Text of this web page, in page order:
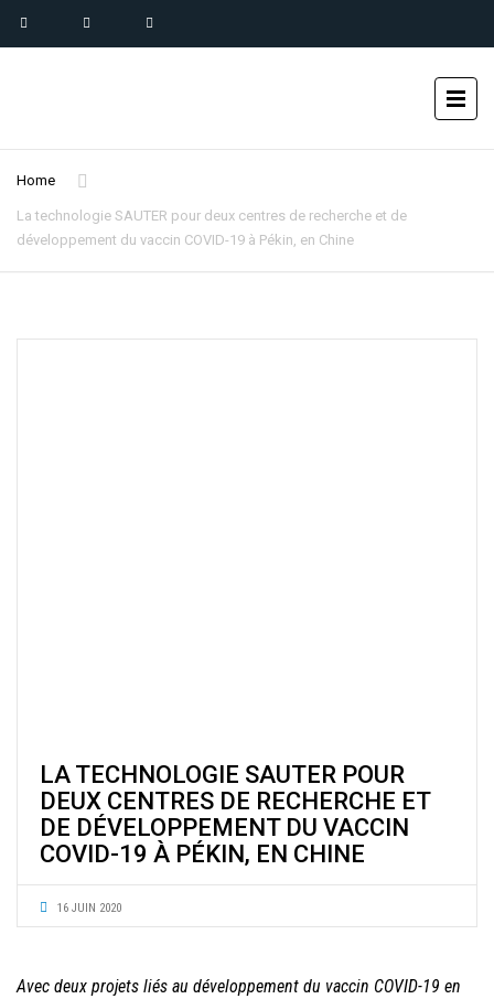
Home
La technologie SAUTER pour deux centres de recherche et de
développement du vaccin COVID-19 à Pékin, en Chine
LA TECHNOLOGIE SAUTER POUR
DEUX CENTRES DE RECHERCHE ET
DE DÉVELOPPEMENT DU VACCIN
COVID-19 À PÉKIN, EN CHINE
16 JUIN 2020
Avec deux projets liés au développement du vaccin COVID-19 en